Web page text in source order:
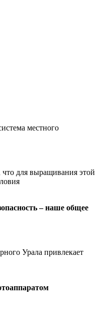
местного
для выращивания этой
– наше общее
Урала привлекает